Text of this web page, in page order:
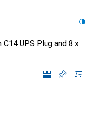
C14 UPS Plug and 8 x